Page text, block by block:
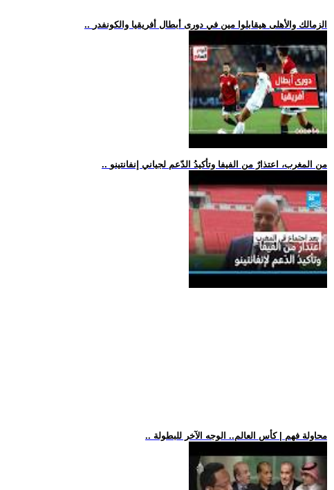
.. الزمالك والأهلى هيقابلوا مين في دورى أبطال أفريقيا والكونفدر
.. من المغرب، اعتذارٌ من الفيفا وتأكيدُ الدّعم لجياني إنفانتينو
.. محاولة فهم | كأس العالم.. الوجه الآخر للبطولة